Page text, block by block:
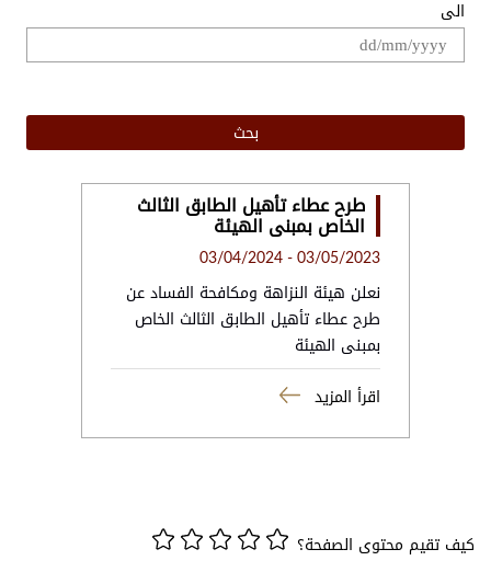
الى
طرح عطاء تأهيل الطابق الثالث
الخاص بمبنى الهيئة
03/05/2023
-
03/04/2024
نعلن هيئة النزاهة ومكافحة الفساد عن
طرح عطاء تأهيل الطابق الثالث الخاص
بمبنى الهيئة
اقرأ المزيد
كيف تقيم محتوى الصفحة؟